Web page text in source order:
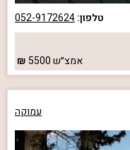
טלפון:052-9172624
אמצ״ש5500
עמוקה